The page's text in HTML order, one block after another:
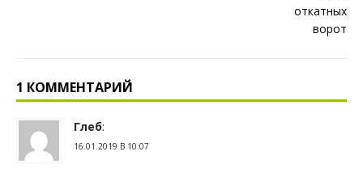
1 КОММЕНТАРИЙ
Глеб:
16.01.2019 В 10:07